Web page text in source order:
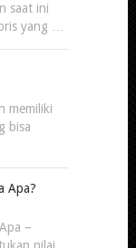
saat ini
yang …
memiliki
bisa
Apa?
–